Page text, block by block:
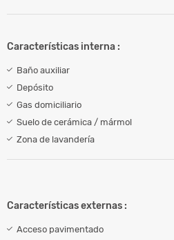
Características interna :
Baño auxiliar
Depósito
Gas domiciliario
Suelo de cerámica / mármol
Zona de lavandería
Características externas :
Acceso pavimentado